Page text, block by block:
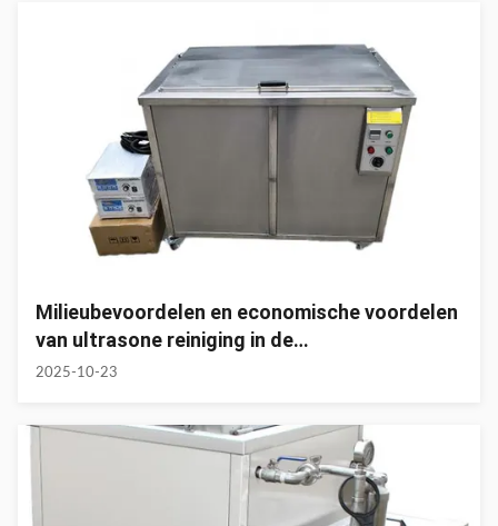
Milieubevoordelen en economische voordelen
van ultrasone reiniging in de
automobielsector
2025-10-23